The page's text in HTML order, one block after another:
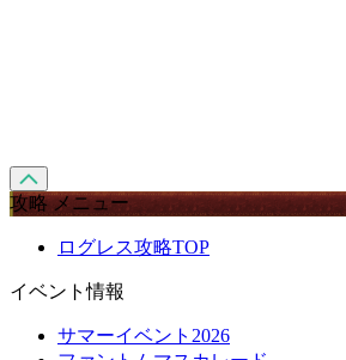
攻略 メニュー
ログレス攻略TOP
イベント情報
サマーイベント2026